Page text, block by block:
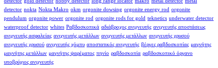
detector nokta Nokta Makro okm orgonite dowsing orgonite energy rod orgonite
pendulum orgonite power orgonite rod orgonite rods for gold teknetics underwater detector
waterproof detector whites Ραβδοσκοπικά αδιάβροχος ανιχνευτής ανιχνευτής αποστάσεως
ανιχνευτής ασφαλείας ανιχνευτής μετάλλων ανιχνευτής μετάλλων ανιχνευτής χρυσού
ανιχνευτής χρυσού ανιχνευτής χόμπυ αποστατικός ανιχνευτής βέργες ραβδοσκοπίας μαγνήτης
μαγνήτης μετάλλων μαγνήτης ψαρέματος πηνίο ραβδοσκοπία ραβδοσκοπικό όργανο
υποβρύχιος ανιχνευτής